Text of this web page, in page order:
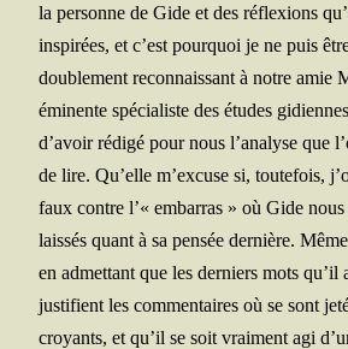
la per­sonne de Gide et des réflexions
ins­pi­rées, et c’est pour­quoi je ne puis
dou­ble­ment recon­nais­sant à notre amie
émi­nente spé­cia­liste des études
d’avoir rédi­gé pour nous l’analyse que
de lire. Qu’elle m’excuse si, tou­te­fois,
faux contre l’« embar­ras » où Gide
lais­sés quant à sa pen­sée der­nière. Même
en admet­tant que les der­niers mots qu’il
jus­ti­fient les com­men­taires où se sont
croyants, et qu’il se soit vrai­ment agi